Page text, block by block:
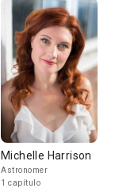
Michelle Harrison
Astronomer
1 capítulo